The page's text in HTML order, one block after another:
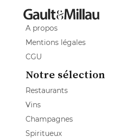
A propos
Mentions légales
CGU
Notre sélection
Restaurants
Vins
Champagnes
Spiritueux